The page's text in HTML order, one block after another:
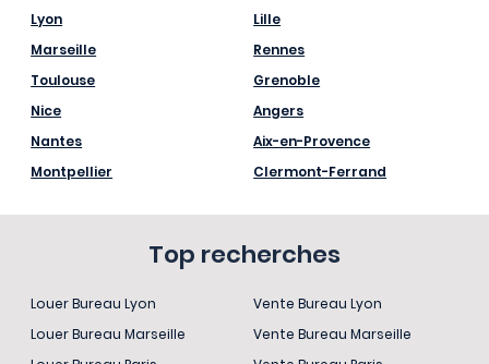
Lyon
Marseille
Toulouse
Nice
Nantes
Montpellier
Lille
Rennes
Grenoble
Angers
Aix-en-Provence
Clermont-Ferrand
Top recherches
Louer Bureau Lyon
Louer Bureau Marseille
Vente Bureau Lyon
Vente Bureau Marseille